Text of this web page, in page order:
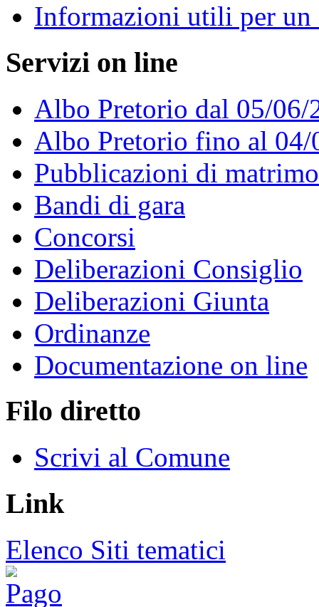
Informazioni utili per un
Servizi on line
Albo Pretorio dal 05/06/
Albo Pretorio fino al 04/
Pubblicazioni di
Bandi di gara
Concorsi
Deliberazioni Consiglio
Deliberazioni Giunta
Ordinanze
Documentazione on line
Filo diretto
Scrivi al Comune
Link
Elenco Siti tematici